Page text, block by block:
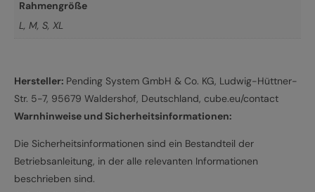
Rahmengröße
L, M, S, XL
Hersteller: Pending System GmbH & Co. KG, Ludwig-Hüttner-
Str. 5-7, 95679 Waldershof, Deutschland, cube.eu/contact
Warnhinweise und Sicherheitsinformationen:
Die Sicherheitsinformationen sind ein Bestandteil der
Betriebsanleitung, in der alle relevanten Informationen
beschrieben sind.